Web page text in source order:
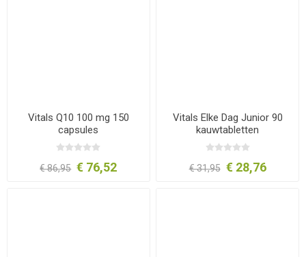
Vitals Q10 100 mg 150
capsules
€ 86,95 € 76,52
Vitals Elke Dag Junior 90
kauwtabletten
€ 31,95 € 28,76